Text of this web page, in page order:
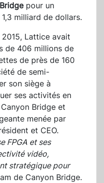
pour un
milliard de dollars.
Lattice avait
de 406 millions de
de près de 160
de semi-
son siège à
ses activités en
Bridge et
menée par
et CEO.
FPGA et ses
vidéo,
stratégique pour
de Canyon Bridge.